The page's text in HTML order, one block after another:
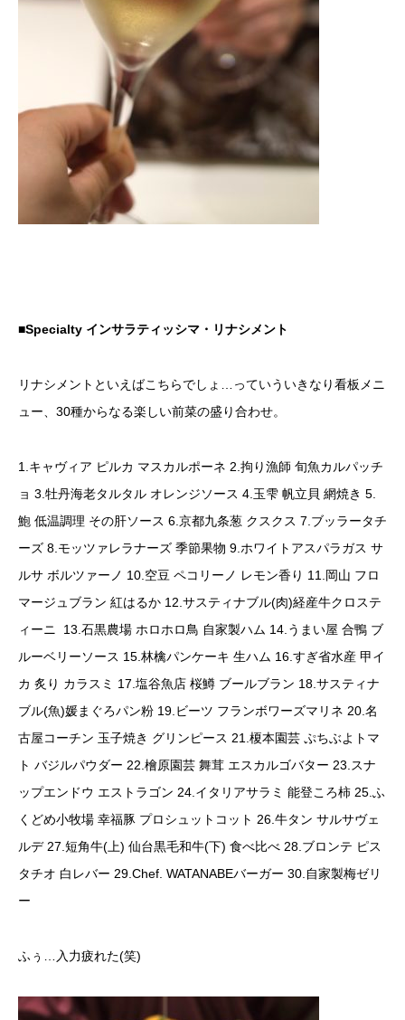
■Specialty インサラティッシマ・リナシメント
リナシメントといえばこちらでしょ…っていういきなり看板メニ
ュー、30種からなる楽しい前菜の盛り合わせ。
1.キャヴィア ピルカ マスカルポーネ 2.拘り漁師 旬魚カルパッチ
ョ 3.牡丹海老タルタル オレンジソース 4.玉雫 帆立貝 網焼き 5.
鮑 低温調理 その肝ソース 6.京都九条葱 クスクス 7.ブッラータチ
ーズ 8.モッツァレラナーズ 季節果物 9.ホワイトアスパラガス サ
ルサ ボルツァーノ 10.空豆 ペコリーノ レモン香り 11.岡山 フロ
マージュブラン 紅はるか 12.サスティナブル(肉)経産牛クロステ
ィーニ 13.石黒農場 ホロホロ鳥 自家製ハム 14.うまい屋 合鴨 ブ
ルーベリーソース 15.林檎パンケーキ 生ハム 16.すぎ省水産 甲イ
カ 炙り カラスミ 17.塩谷魚店 桜鱒 ブールブラン 18.サスティナ
ブル(魚)媛まぐろパン粉 19.ビーツ フランボワーズマリネ 20.名
古屋コーチン 玉子焼き グリンピース 21.榎本園芸 ぷちぶよトマ
ト バジルパウダー 22.檜原園芸 舞茸 エスカルゴバター 23.スナ
ップエンドウ エストラゴン 24.イタリアサラミ 能登ころ柿 25.ふ
くどめ小牧場 幸福豚 プロシュットコット 26.牛タン サルサヴェ
ルデ 27.短角牛(上) 仙台黒毛和牛(下) 食べ比べ 28.ブロンテ ピス
タチオ 白レバー 29.Chef. WATANABEバーガー 30.自家製梅ゼリ
ー
ふぅ…入力疲れた(笑)